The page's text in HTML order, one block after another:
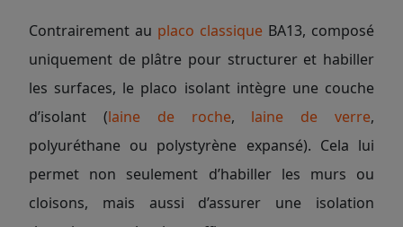
Contrairement au placo classique BA13, composé
uniquement de plâtre pour structurer et habiller
les surfaces, le placo isolant intègre une couche
d’isolant (laine de roche, laine de verre,
polyuréthane ou polystyrène expansé). Cela lui
permet non seulement d’habiller les murs ou
cloisons, mais aussi d’assurer une isolation